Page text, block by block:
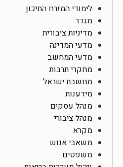
לימודי המזרח התיכון
מגדר
מדיניות ציבורית
מדעי המדינה
מדעי המחשב
מחקרי תרבות
מחשבת ישראל
מידענות
מנהל עסקים
מנהל ציבורי
מקרא
משאבי אנוש
משפטים